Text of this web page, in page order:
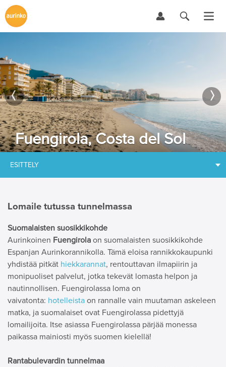
Fuengirola, Costa del Sol
ESITTELY
Lomaile tutussa tunnelmassa
Suomalaisten suosikkikohde
Aurinkoinen Fuengirola on suomalaisten suosikkikohde
Espanjan Aurinkorannikolla. Tämä eloisa rannikkokaupunki
yhdistää pitkät hiekkarannat, rentouttavan ilmapiirin ja
monipuoliset palvelut, jotka tekevät lomasta helpon ja
nautinnollisen. Fuengirolassa loma on
vaivatonta: hotelleista on rannalle vain muutaman askeleen
matka, ja suomalaiset ovat Fuengirolassa pidettyjä
lomailijoita. Itse asiassa Fuengirolassa pärjää monessa
paikassa mainiosti myös suomen kielellä!
Rantabulevardin tunnelmaa